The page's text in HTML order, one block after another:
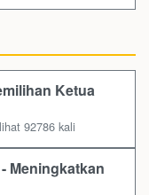
Ketua
92786 kali
Meningkatkan